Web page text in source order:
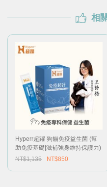
相
Hyperr超躍 狗貓免疫益生菌 (幫
助免疫基礎|滋補強身維持保護力)
NT$1,135
NT$850